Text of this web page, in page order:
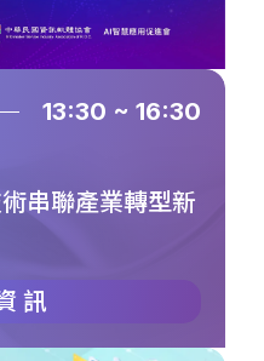
13:30 ~ 16:30
串聯產業轉型新
訊